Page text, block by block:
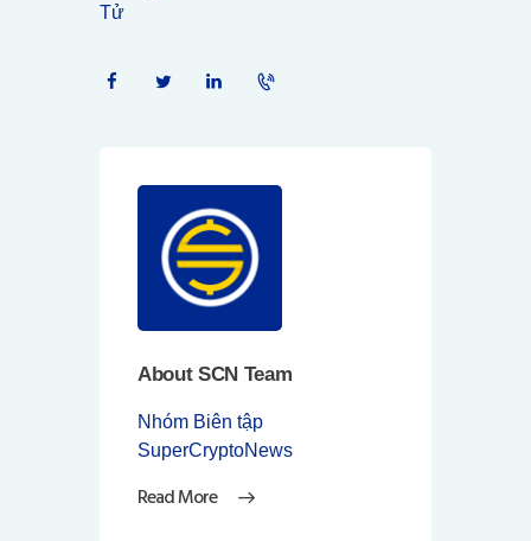
Tử
About SCN Team
Nhóm Biên tập
SuperCryptoNews
Read More